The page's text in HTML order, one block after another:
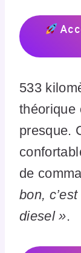
533
théorique
presque.
de
bon,
diesel ».